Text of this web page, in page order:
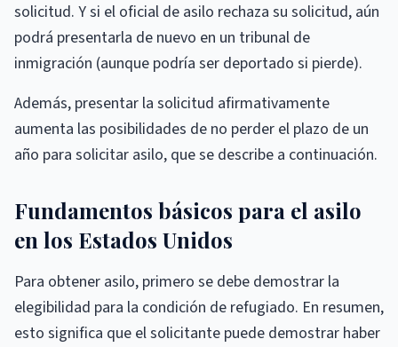
solicitud. Y si el oficial de asilo rechaza su solicitud, aún
podrá presentarla de nuevo en un tribunal de
inmigración (aunque podría ser deportado si pierde).
Además, presentar la solicitud afirmativamente
aumenta las posibilidades de no perder el plazo de un
año para solicitar asilo, que se describe a continuación.
Fundamentos básicos para el asilo
en los Estados Unidos
Para obtener asilo, primero se debe demostrar la
elegibilidad para la condición de refugiado. En resumen,
esto significa que el solicitante puede demostrar haber